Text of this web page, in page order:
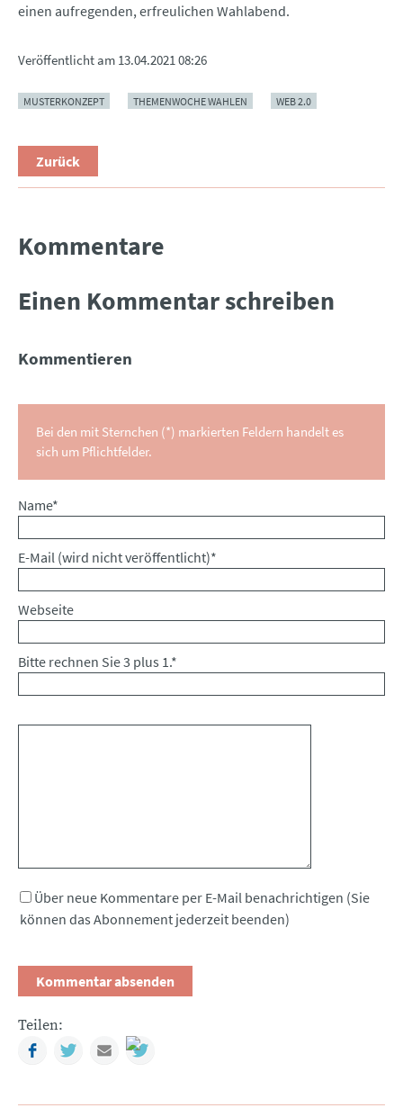
einen aufregenden, erfreulichen Wahlabend.
Veröffentlicht am 13.04.2021 08:26
MUSTERKONZEPT THEMENWOCHE WAHLEN WEB 2.0
Zurück
Kommentare
Einen Kommentar schreiben
Kommentieren
Bei den mit Sternchen (*) markierten Feldern handelt es
sich um Pflichtfelder.
Pflichtfeld
Name*
Pflichtfeld
E-Mail (wird nicht veröffentlicht)*
Webseite
Bitte rechnen Sie 3 plus 1.*
Über neue Kommentare per E-Mail benachrichtigen (Sie
können das Abonnement jederzeit beenden)
Teilen:
FacebookTwitterMail